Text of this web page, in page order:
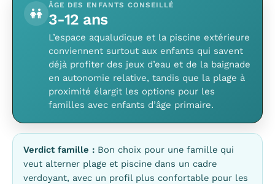
ÂGE DES ENFANTS CONSEILLÉ
3-12 ans
L’espace aqualudique et la piscine extérieure
conviennent surtout aux enfants qui savent
déjà profiter des jeux d’eau et de la baignade
en autonomie relative, tandis que la plage à
proximité élargit les options pour les
familles avec enfants d’âge primaire.
Verdict famille : Bon choix pour une famille qui
veut alterner plage et piscine dans un cadre
verdoyant, avec un profil plus confortable pour les